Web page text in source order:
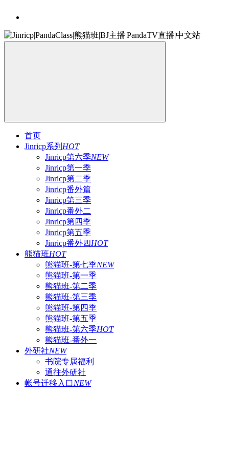
首页
Jinricp系列 HOT
Jinricp第六季NEW
Jinricp第一季
Jinricp第二季
Jinricp番外篇
Jinricp第三季
Jinricp番外二
Jinricp第四季
Jinricp第五季
Jinricp番外四HOT
熊猫班HOT
熊猫班-第七季NEW
熊猫班-第一季
熊猫班-第二季
熊猫班-第三季
熊猫班-第四季
熊猫班-第五季
熊猫班-第六季HOT
熊猫班-番外一
外研社NEW
书院专属福利
通往外研社
帐号迁移入口NEW